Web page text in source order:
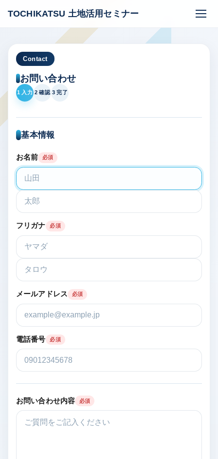
TOCHIKATSU 土地活用セミナー
Contact
お問い合わせ
1 入力 2 確認 3 完了
基本情報
お名前 必須
フリガナ 必須
メールアドレス 必須
電話番号 必須
お問い合わせ内容 必須